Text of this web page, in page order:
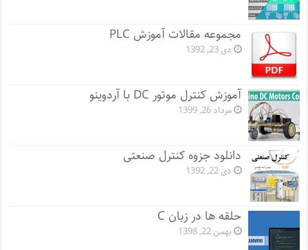
مجموعه مقالات آموزش PLC
دی 23, 1392
آموزش کنترل موتور DC با آردوینو
مرداد 26, 1399
دانلود جزوه کنترل صنعتی
دی 22, 1392
حلقه ها در زبان C
بهمن 22, 1398